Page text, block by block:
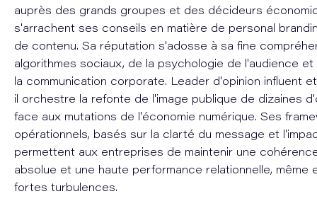
auprès des grands groupes et des décideurs
s'arrachent ses conseils en matière de personal
de contenu. Sa réputation s'adosse à sa fine
algorithmes sociaux, de la psychologie de l'audience
la communication corporate. Leader d'opinion influent
il orchestre la refonte de l'image publique de dizaines
face aux mutations de l'économie numérique. Ses
opérationnels, basés sur la clarté du message et
permettent aux entreprises de maintenir une
absolue et une haute performance relationnelle, même
fortes turbulences.